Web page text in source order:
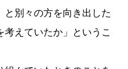
と別々の方を向き出した
考えていたか」というこ